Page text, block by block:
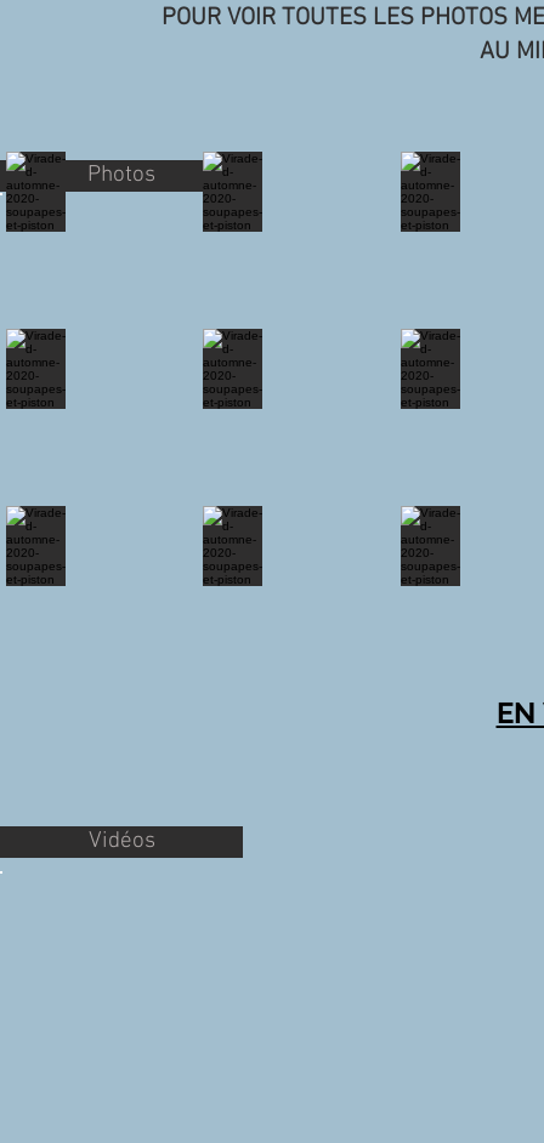
POUR VOIR TOUTES LES PHOTOS
AU
Photos
EN
Vidéos